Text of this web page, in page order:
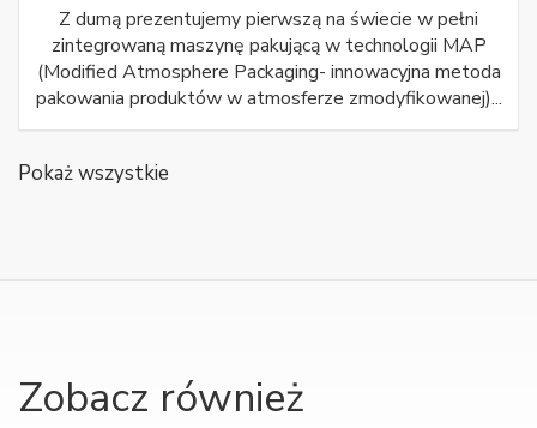
Z dumą prezentujemy pierwszą na świecie w pełni
zintegrowaną maszynę pakującą w technologii MAP
(Modified Atmosphere Packaging- innowacyjna metoda
pakowania produktów w atmosferze zmodyfikowanej)...
Pokaż wszystkie
Zobacz również